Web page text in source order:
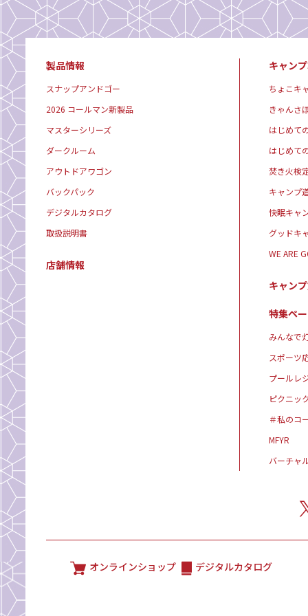
製品情報
スナップアンドゴー
2026 コールマン新製品
マスターシリーズ
ダークルーム
アウトドアワゴン
バックパック
デジタルカタログ
取扱説明書
店舗情報
キャン
ちょこキ
きゃんさ
はじめて
はじめて
焚き火検
キャンプ
快眠キャ
グッドキ
WE ARE
キャン
特集ペ
みんなで
スポーツ
プールレ
ピクニッ
＃私のコ
MFYR
バーチャ
オンラインショップ デジタルカタログ